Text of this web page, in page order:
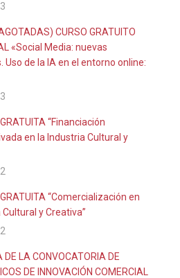
CURSO GRATUITO
«Social Media: nuevas
Uso de la IA en el entorno online:
“Financiación
en la Industria Cultural y
“Comercialización en
Cultural y Creativa”
DE LA CONVOCATORIA DE
DE INNOVACIÓN COMERCIAL